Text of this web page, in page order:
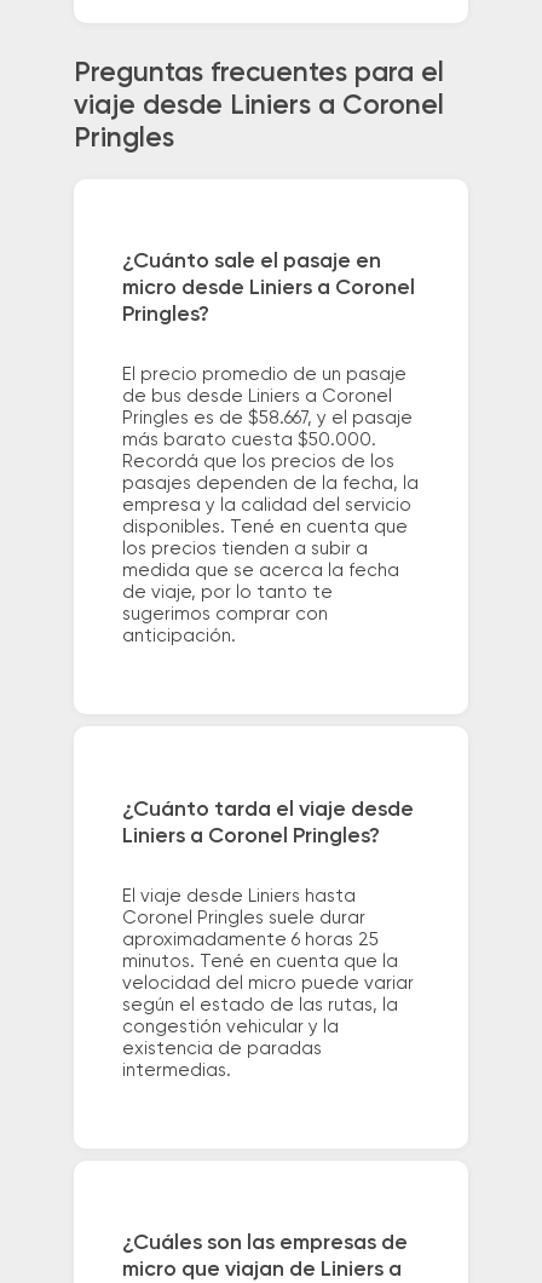
Preguntas frecuentes para el
viaje desde Liniers a Coronel
Pringles
¿Cuánto sale el pasaje en
micro desde Liniers a Coronel
Pringles?
El precio promedio de un pasaje
de bus desde Liniers a Coronel
Pringles es de $58.667, y el pasaje
más barato cuesta $50.000.
Recordá que los precios de los
pasajes dependen de la fecha, la
empresa y la calidad del servicio
disponibles. Tené en cuenta que
los precios tienden a subir a
medida que se acerca la fecha
de viaje, por lo tanto te
sugerimos comprar con
anticipación.
¿Cuánto tarda el viaje desde
Liniers a Coronel Pringles?
El viaje desde Liniers hasta
Coronel Pringles suele durar
aproximadamente 6 horas 25
minutos. Tené en cuenta que la
velocidad del micro puede variar
según el estado de las rutas, la
congestión vehicular y la
existencia de paradas
intermedias.
¿Cuáles son las empresas de
micro que viajan de Liniers a